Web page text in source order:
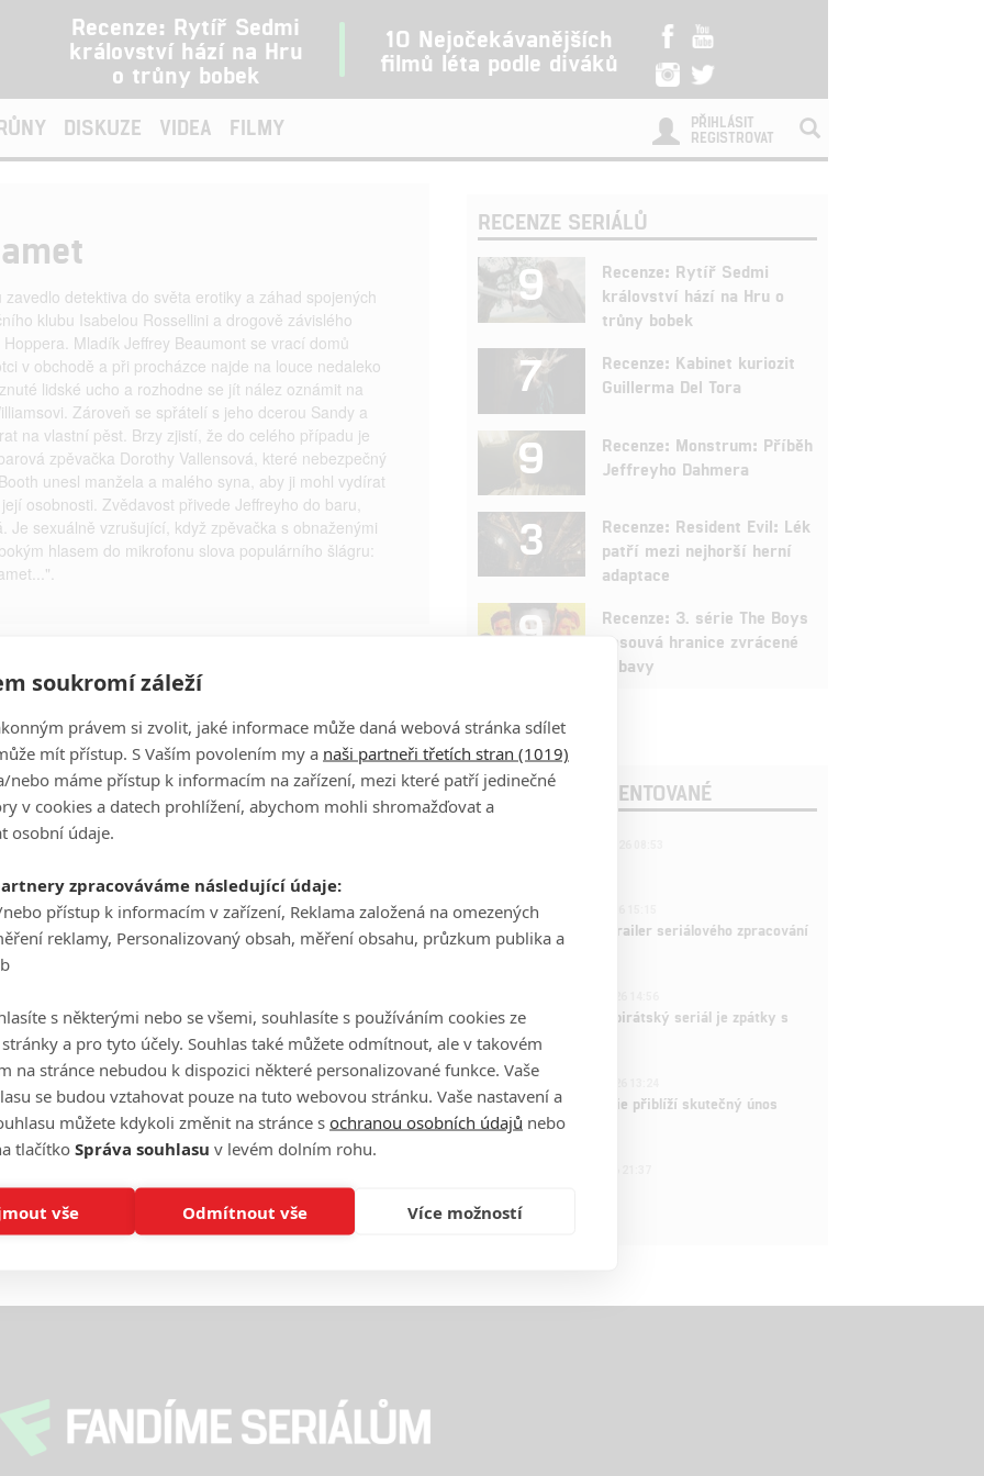
Recenze: Rytíř Sedmi
království hází na Hru
o trůny bobek
10 Nejočekávanějších
filmů léta podle diváků
DISKUZE VIDEA FILMY
PŘIHLÁSIT
REGISTROVAT
zavedlo detektiva do světa erotiky a záhad spojených
klubu Isabelou Rossellini a drogově závislého
Mladík Jeffrey Beaumont se vrací domů
v obchodě a při procházce najde na louce nedaleko
lidské ucho a rozhodne se jít nález oznámit na
Zároveň se spřátelí s jeho dcerou Sandy a
na vlastní pěst. Brzy zjistí, že do celého případu je
zpěvačka Dorothy Vallensová, které nebezpečný
unesl manžela a malého syna, aby ji mohl vydírat
osobnosti. Zvědavost přivede Jeffreyho do baru,
Je sexuálně vzrušující, když zpěvačka s obnaženými
hlasem do mikrofonu slova populárního šlágru:
samet
RECENZE SERIÁLŮ
9
Recenze: Rytíř Sedmi
království hází na Hru o
trůny bobek
7
Recenze: Kabinet kuriozit
Guillerma Del Tora
9
Recenze: Monstrum: Příběh
Jeffreyho Dahmera
3
Recenze: Resident Evil: Lék
patří mezi nejhorší herní
adaptace
9
Recenze: 3. série The Boys
posouvá hranice zvrácené
zábavy
POSLEDNÍ KOMENTOVANÉ
1ČLÁNEK | 26.03.2026 15:15
Harry Potter: První trailer seriálového zpracování
je venku
One Piece: Oblíbený pirátský seriál je zpátky s
novými epizodami
2
Nová dramatická série přiblíží skutečný únos
letadla teroristy
soukromí záleží
právem si zvolit, jaké informace může daná webová stránka sdílet
mít přístup. S Vaším povolením my a naši partneři třetích stran (1019)
nebo máme přístup k informacím na zařízení, mezi které patří jedinečné
v cookies a datech prohlížení, abychom mohli shromažďovat a
osobní údaje.
zpracováváme následující údaje:
přístup k informacím v zařízení, Reklama založená na omezených
reklamy, Personalizovaný obsah, měření obsahu, průzkum publika a
s některými nebo se všemi, souhlasíte s používáním cookies ze
a pro tyto účely. Souhlas také můžete odmítnout, ale v takovém
na stránce nebudou k dispozici některé personalizované funkce. Vaše
se budou vztahovat pouze na tuto webovou stránku. Vaše nastavení a
můžete kdykoli změnit na stránce sochranou osobních údajů nebo
tlačítkoSpráva souhlasu v levém dolním rohu.
vše Odmítnout vše Více možností